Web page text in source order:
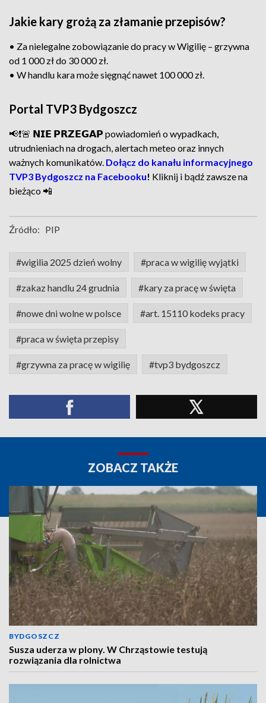
Jakie kary grożą za złamanie przepisów?
• Za nielegalne zobowiązanie do pracy w Wigilię – grzywna
od 1 000 zł do 30 000 zł.
• W handlu kara może sięgnąć nawet 100 000 zł.
Portal TVP3 Bydgoszcz
📢❗🚨 𝗡𝗜𝗘 𝗣𝗥𝗭𝗘𝗚𝗔𝗣 powiadomień o wypadkach,
utrudnieniach na drogach, alertach meteo oraz innych
ważnych komunikatów. Dołącz do kanału informacyjnego
TVP3 Bydgoszcz na Facebooku! Kliknij i bądź zawsze na
bieżąco 📲
Źródło: PIP
#wigilia 2025 dzień wolny #praca w wigilię wyjątki
#zakaz handlu 24 grudnia #kary za pracę w święta
#nowe dni wolne w polsce #art. 15110 kodeks pracy
#praca w święta przepisy
#grzywna za pracę w wigilię #tvp3 bydgoszcz
ZOBACZ TAKŻE
BYDGOSZCZ
Susza uderza w plony. W Chrząstowie testują
rozwiązania dla rolnictwa